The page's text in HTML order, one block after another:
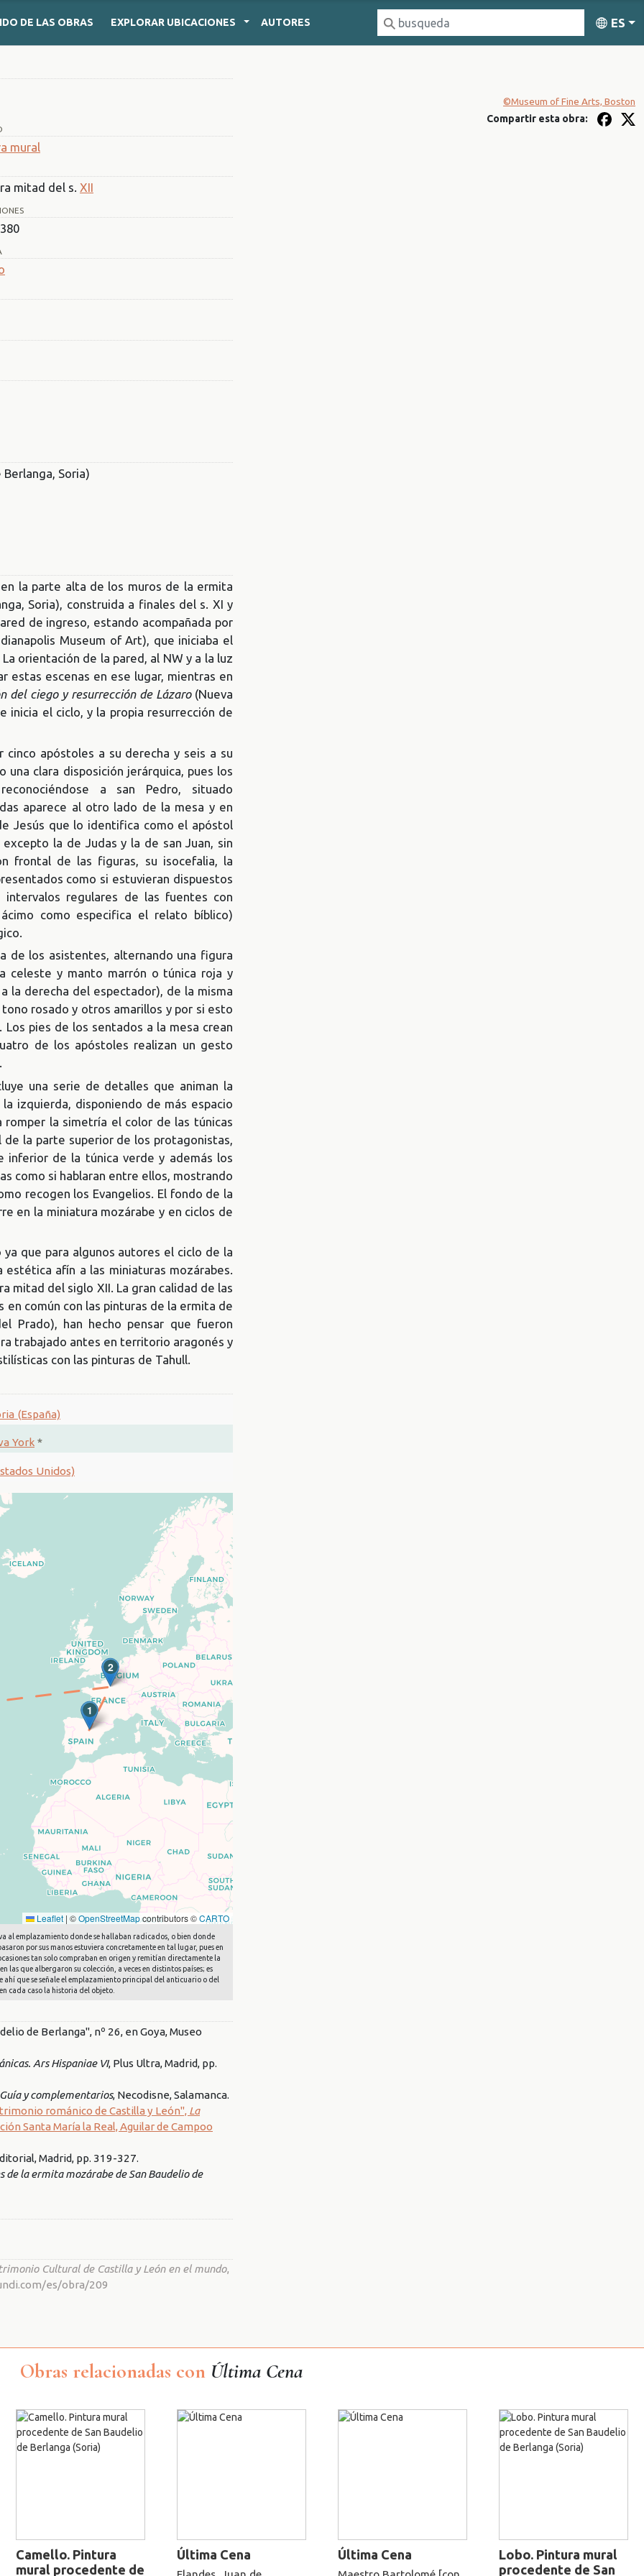
DE LAS OBRAS EXPLORAR UBICACIONES AUTORES ES
mural
mitad del s. XII
Berlanga, Soria)
la parte alta de los muros de la ermita
Soria), construida a finales del s. XI y
de ingreso, estando acompañada por
Museum of Art), que iniciaba el
orientación de la pared, al NW y a la luz
estas escenas en ese lugar, mientras en
del ciego y resurrección de Lázaro(Nueva
inicia el ciclo, y la propia resurrección de
apóstoles a su derecha y seis a su
clara disposición jerárquica, pues los
a san Pedro, situado
aparece al otro lado de la mesa y en
Jesús que lo identifica como el apóstol
la de Judas y la de san Juan, sin
frontal de las figuras, su isocefalia, la
como si estuvieran dispuestos
regulares de las fuentes con
como especifica el relato bíblico)
de los asistentes, alternando una figura
celeste y manto marrón o túnica roja y
la derecha del espectador), de la misma
rosado y otros amarillos y por si esto
pies de los sentados a la mesa crean
de los apóstoles realizan un gesto
una serie de detalles que animan la
izquierda, disponiendo de más espacio
la simetría el color de las túnicas
la parte superior de los protagonistas,
inferior de la túnica verde y además los
como si hablaran entre ellos, mostrando
recogen los Evangelios. El fondo de la
en la miniatura mozárabe y en ciclos de
que para algunos autores el ciclo de la
afín a las miniaturas mozárabes.
mitad del siglo XII. La gran calidad de las
en común con las pinturas de la ermita de
Prado), han hecho pensar que fueron
trabajado antes en territorio aragonés y
con las pinturas de Tahull.
(España)
York *
Unidos)
1
2
Leaflet | ©OpenStreetMapcontributors ©CARTO
al emplazamiento donde se hallaban radicados, o bien donde
por sus manos estuviera concretamente en tal lugar, pues en
tan solo compraban en origen y remitían directamente la
que albergaron su colección, a veces en distintos países; es
ahí que se señale el emplazamiento principal del anticuario o del
cada caso la historia del objeto.
de Berlanga", nº 26, en Goya, Museo
Ars Hispaniae VI, Plus Ultra, Madrid, pp.
y complementarios, Necodisne, Salamanca.
románico de Castilla y León", La
Santa María la Real, Aguilar de Campoo
Madrid, pp. 319-327.
de la ermita mozárabe de San Baudelio de
Cultural de Castilla y León en el mundo,
es/obra/209
©Museum of Fine Arts, Boston
Compartir esta obra:
Obras relacionadas con Última Cena
Camello. Pintura
mural procedente de
Última Cena Última Cena
Lobo. Pintura mural
procedente de San